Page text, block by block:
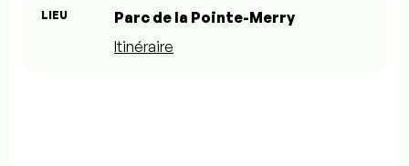
LIEU
Parc de la Pointe-Merry
Itinéraire